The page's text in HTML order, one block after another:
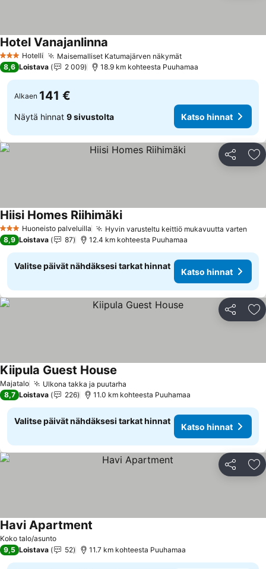
3 Tähtiluokitus
Hotelli Maisemalliset Katumajärven näkymätKatso hinnat
Hotel Vanajanlinna
8,6 Loistava 2 009 18.9 km kohteesta Puuhamaa
Alkaen 141 €
Näytä hinnat 9 sivustolta Katso hinnat
Jaa
3 Tähtiluokitus
Huoneisto palveluilla Hyvin varusteltu keittiö mukavuutta varten
Hiisi Homes RiihimäkiKatso hinnat
8,9 Loistava 87 12.4 km kohteesta Puuhamaa
Valitse päivät nähdäksesi tarkat hinnat
Katso hinnat
Jaa
Majatalo Ulkona takka ja puutarha
Kiipula Guest House
8,7 Loistava 226 11.0 km kohteesta Puuhamaa
Valitse päivät nähdäksesi tarkat hinnat
Katso hinnat
Jaa
Koko talo/asunto
Havi Apartment
9,5 Loistava 52 11.7 km kohteesta Puuhamaa